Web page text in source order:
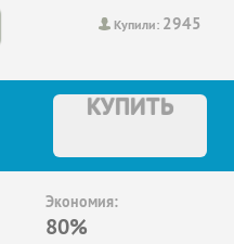
Купили: 2945
КУПИТЬ
Экономия:
80%